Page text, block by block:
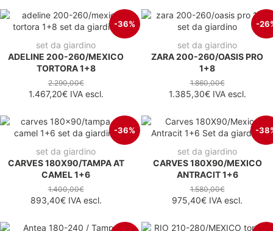
-36%
set da giardino
ADELINE 200-260/MEXICO
TORTORA 1+8
2.290,00€
1.467,20€IVA escl.
-
set da giardino
ZARA 200-260/OASIS PRO
1+8
1.860,00€
1.385,30€IVA escl.
-36%
set da giardino
CARVES 180X90/TAMPA AT
CAMEL 1+6
1.400,00€
893,40€IVA escl.
-
set da giardino
CARVES 180X90/MEXICO
ANTRACIT 1+6
1.580,00€
975,40€ IVA escl.